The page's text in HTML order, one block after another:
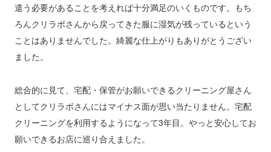
遣う必要があることを考えれば十分満足のいくものです。もち
ろんクリラボさんから戻ってきた服に湿気が残っているという
ことはありませんでした。綺麗な仕上がりもありがとうござい
ました。
総合的に見て、宅配・保管がお願いできるクリーニング屋さん
としてクリラボさんにはマイナス面が思い当たりません。宅配
クリーニングを利用するようになって3年目。やっと安心してお
願いできるお店に巡り合えました。